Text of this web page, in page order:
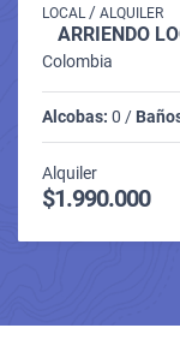
LOCAL / ALQUILER
ARRIENDO
Colombia
Alcobas: 0 /
Alquiler
$1.990.000